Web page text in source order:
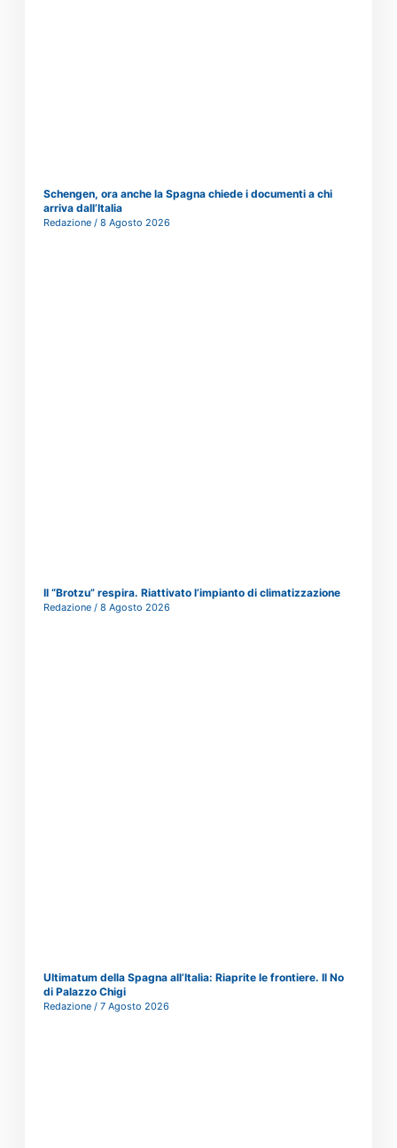
Schengen, ora anche la Spagna chiede i documenti a chi
arriva dall’Italia
Redazione 8 Agosto 2026
Il “Brotzu” respira. Riattivato l’impianto di climatizzazione
Redazione 8 Agosto 2026
Ultimatum della Spagna all’Italia: Riaprite le frontiere. Il No
di Palazzo Chigi
Redazione 7 Agosto 2026